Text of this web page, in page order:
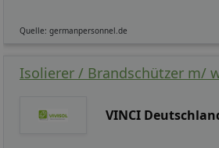
Quelle: germanpersonnel.de
Isolierer / Brandschützer m/
VINCI